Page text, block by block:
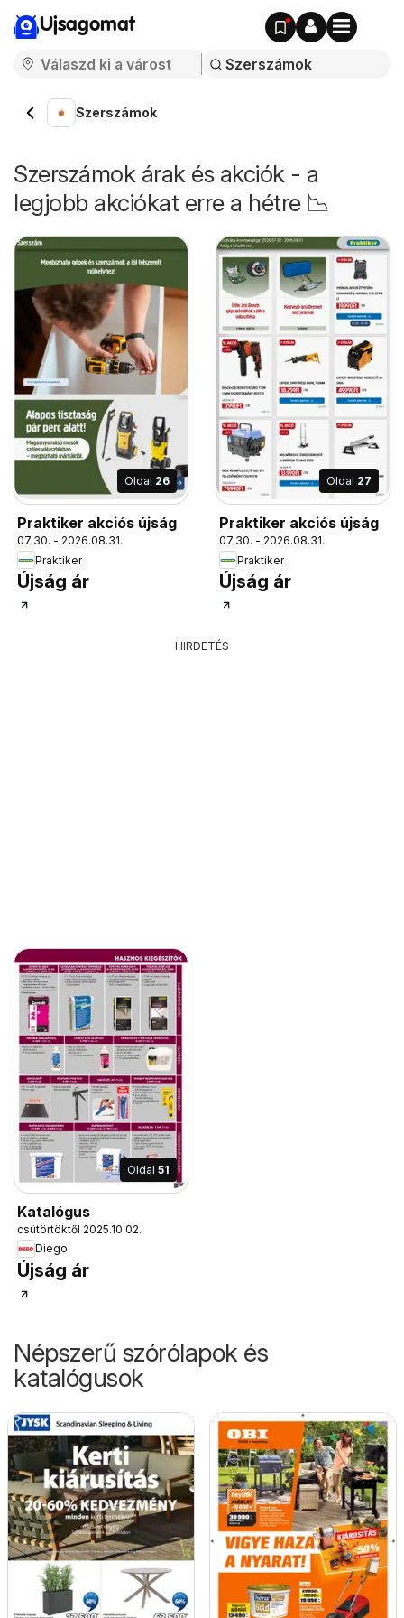
Ujsagomat
Szerszámok
Szerszámok árak és akciók - a
legjobb akciókat erre a hétre 📉
Oldal 26
Praktiker akciós újság
07.30. - 2026.08.31.
Praktiker
Újság ár
Oldal 27
Praktiker akciós újság
07.30. - 2026.08.31.
Praktiker
Újság ár
HIRDETÉS
Oldal 51
Katalógus
csütörtöktől 2025.10.02.
Diego
Újság ár
Népszerű szórólapok és
katalógusok